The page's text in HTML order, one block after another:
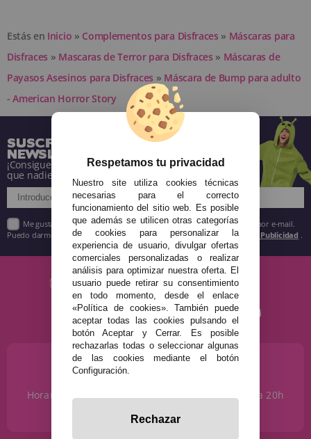
Estás en Inicio » Complementos para Disfraces » Máscaras para
Disfraces » Mascaras de Terror para Disfraces » Máscaras de
Payasos Asesinos para Disfraces » Máscara de Bump para adulto
- American Horror Story
SUSCRÍBETE A NUESTRA
NEWSLETTER
¡Consigue descuentos y entérate de todo antes
que nadie!
Me gustaría recibir descuentos exclusivos, novedades y tendencias por e-mail.
Puedo darme de baja cuando quiera según lo recogido en la Política de Publicidad .
¿NECESITAS AYUDA?
Horario de Lunes a Sábados de 10 a 14h y de 17 a 20h
info@disfracestuyyo.com
Respetamos tu privacidad
Nuestro site utiliza cookies técnicas
necesarias para el correcto
funcionamiento del sitio web. Es posible
que además se utilicen otras categorías
de cookies para personalizar la
experiencia de usuario, divulgar ofertas
comerciales personalizadas o realizar
análisis para optimizar nuestra oferta. El
usuario puede retirar su consentimiento
en todo momento, desde el enlace
«Política de cookies». También puede
aceptar todas las cookies pulsando el
botón Aceptar y Cerrar. Es posible
rechazarlas todas o seleccionar algunas
de las cookies mediante el botón
Configuración.
Rechazar